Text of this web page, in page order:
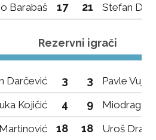
Barabaš 17 21 Stefan
Rezervni igrači
Darčević 3 3 Pavle
Kojičić 4 9 Miodrag
18 18 Uroš